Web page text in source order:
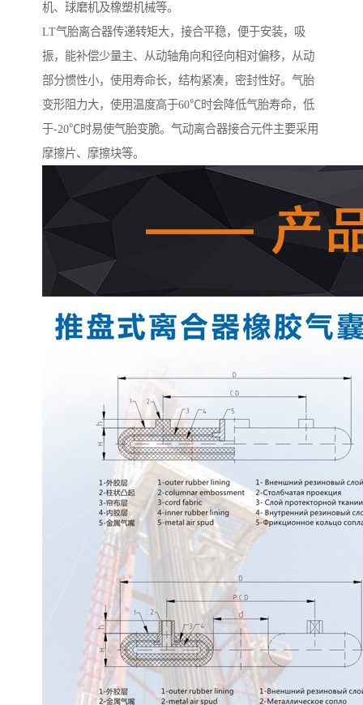
机、球磨机及橡塑机械等。
LT气胎离合器传递转矩大，接合平稳，便于安装，吸
振，能补偿少量主、从动轴角向和径向相对偏移，从动
部分惯性小，使用寿命长，结构紧凑，密封性好。气胎
变形阻力大，使用温度高于60℃时会降低气胎寿命，低
于-20℃时易使气胎变脆。气动离合器接合元件主要采用
摩擦片、摩擦块等。